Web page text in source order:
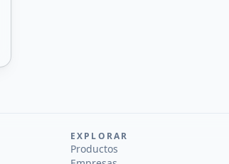
EXPLORAR
Productos